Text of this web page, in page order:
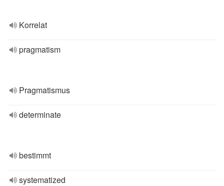
Korrelat
pragmatism
Pragmatismus
determinate
bestimmt
systematized